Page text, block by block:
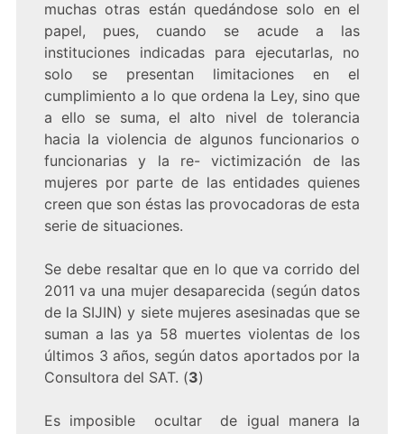
muchas otras están quedándose solo en el
papel, pues, cuando se acude a las
instituciones indicadas para ejecutarlas, no
solo se presentan limitaciones en el
cumplimiento a lo que ordena la Ley, sino que
a ello se suma, el alto nivel de tolerancia
hacia la violencia de algunos funcionarios o
funcionarias y la re- victimización de las
mujeres por parte de las entidades quienes
creen que son éstas las provocadoras de esta
serie de situaciones.
Se debe resaltar que en lo que va corrido del
2011 va una mujer desaparecida (según datos
de la SIJIN) y siete mujeres asesinadas que se
suman a las ya 58 muertes violentas de los
últimos 3 años, según datos aportados por la
Consultora del SAT. (3)
Es imposible ocultar de igual manera la